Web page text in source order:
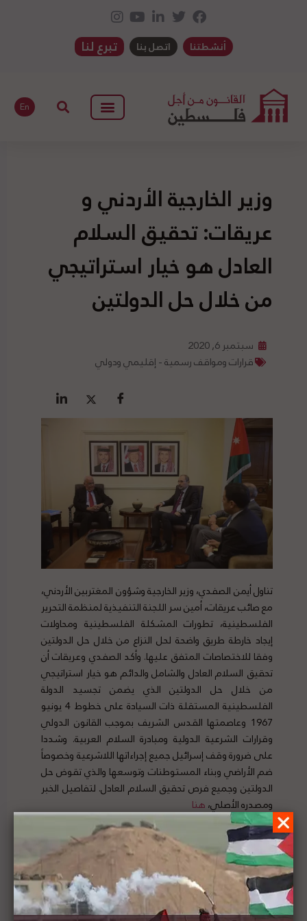
أنشطتنا اتصل بنا تبرع لنا
En
وزير الخارجية الأردني و
عريقات: تحقيق السلام
العادل هو خيار استراتيجي
من خلال حل الدولتين
سبتمبر 6, 2020
قرارات ومواقف رسمية - إقليمي ودولي
تناول أيمن الصفدي، وزير الخارجية وشؤون المغتربين الأردني،
مع صائب عريقات، أمين سر اللجنة التنفيذية لمنظمة التحرير
الفلسطينية، تطورات المشكلة الفلسطينية ومحاولات
إيجاد خارطة طريق واضحة لحل النزاع من خلال حل الدولتين
وفقا للاختصاصات المتفق عليها. وأكد الصفدي وعريقات أن
تحقيق السلام العادل والشامل والدائم هو خيار استراتيجي
من خلال حل الدولتين الذي يضمن تجسيد الدولة
الفلسطينية المستقلة ذات السيادة على خطوط 4 يونيو
1967 وعاصمتها القدس الشريف بموجب القانون الدولي
وقرارات الشرعية الدولية ومبادرة السلام العربية. وشددا
على ضرورة وقف إسرائيل جميع إجراءاتها اللاشرعية وخصوصاً
ضم الأراضي وبناء المستوطنات وتوسعها والذي تقوض حل
الدولتين وجميع فرص تحقيق السلام العادل. لتفاصيل الخبر
ومصدره الأصلي،هنا
أبو ردينة: الشعب الفلسطيني هو من يقرر خارطة
فلسطين ليس أميركا ولا إسرائيل